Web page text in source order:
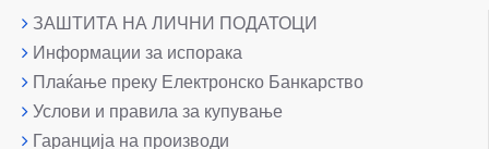
ЗАШТИТА НА ЛИЧНИ ПОДАТОЦИ
Информации за испорака
Плаќање преку Електронско Банкарство
Услови и правила за купување
Гаранција на производи